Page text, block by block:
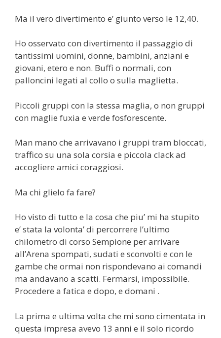
Ma il vero divertimento e’ giunto verso le 12,40.
Ho osservato con divertimento il passaggio di
tantissimi uomini, donne, bambini, anziani e
giovani, etero e non. Buffi o normali, con
palloncini legati al collo o sulla maglietta.
Piccoli gruppi con la stessa maglia, o non gruppi
con maglie fuxia e verde fosforescente.
Man mano che arrivavano i gruppi tram bloccati,
traffico su una sola corsia e piccola clack ad
accogliere amici coraggiosi.
Ma chi glielo fa fare?
Ho visto di tutto e la cosa che piu’ mi ha stupito
e’ stata la volonta’ di percorrere l’ultimo
chilometro di corso Sempione per arrivare
all’Arena spompati, sudati e sconvolti e con le
gambe che ormai non rispondevano ai comandi
ma andavano a scatti. Fermarsi, impossibile.
Procedere a fatica e dopo, e domani .
La prima e ultima volta che mi sono cimentata in
questa impresa avevo 13 anni e il solo ricordo